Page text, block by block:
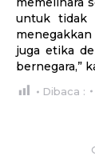
untuk tidak
juga etika
bernegara,”
Dibaca :